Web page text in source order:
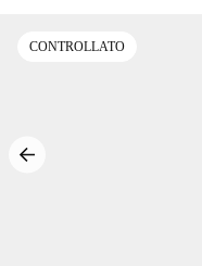
CONTROLLATO